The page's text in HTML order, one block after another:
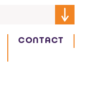
CONTACT